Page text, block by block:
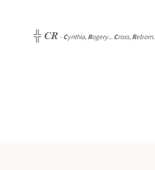
╬ CR -Cynthia, Rogery... Cross, Reborn...